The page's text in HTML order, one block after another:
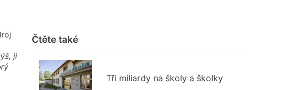
ji
Čtěte také
Tři miliardy na školy a školky